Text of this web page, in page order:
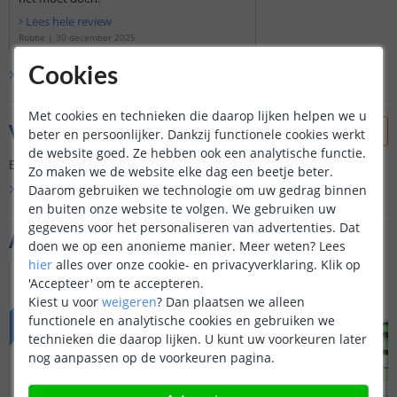
Aanvullende producten
PREMIUM PREMIUM
Lees hele review
Robbe | 30 december 2025
Bekijk alle 1 reviews
Vraag & antwoord
Er is nog geen vraag gesteld over dit product.
Bekijk alle Vraag & antwoord
Cookies
Met cookies en technieken die daarop lijken helpen we u
beter en persoonlijker. Dankzij functionele cookies werkt
de website goed. Ze hebben ook een analytische functie.
Zo maken we de website elke dag een beetje beter.
Daarom gebruiken we technologie om uw gedrag binnen
en buiten onze website te volgen. We gebruiken uw
gegevens voor het personaliseren van advertenties. Dat
doen we op een anonieme manier. Meer weten? Lees
hier alles over onze cookie- en privacyverklaring. Klik op
'Accepteer' om te accepteren.
Kiest u voor weigeren? Dan plaatsen we alleen
functionele en analytische cookies en gebruiken we
technieken die daarop lijken. U kunt uw voorkeuren later
nog aanpassen op de voorkeuren pagina.